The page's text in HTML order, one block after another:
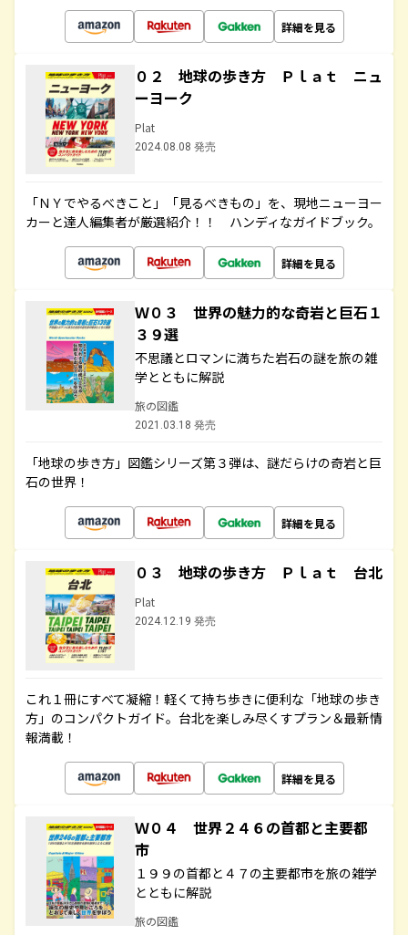
詳細を見る
０２ 地球の歩き方 Ｐｌａｔ ニュ
ーヨーク
Plat
2024.08.08 発売
「ＮＹでやるべきこと」「見るべきもの」を、現地ニューヨー
カーと達人編集者が厳選紹介！！ ハンディなガイドブック。
詳細を見る
Ｗ０３ 世界の魅力的な奇岩と巨石１
３９選
不思議とロマンに満ちた岩石の謎を旅の雑
学とともに解説
旅の図鑑
2021.03.18 発売
「地球の歩き方」図鑑シリーズ第３弾は、謎だらけの奇岩と巨
石の世界！
詳細を見る
０３ 地球の歩き方 Ｐｌａｔ 台北
Plat
2024.12.19 発売
これ１冊にすべて凝縮！軽くて持ち歩きに便利な「地球の歩き
方」のコンパクトガイド。台北を楽しみ尽くすプラン＆最新情
報満載！
詳細を見る
Ｗ０４ 世界２４６の首都と主要都
市
１９９の首都と４７の主要都市を旅の雑学
とともに解説
旅の図鑑